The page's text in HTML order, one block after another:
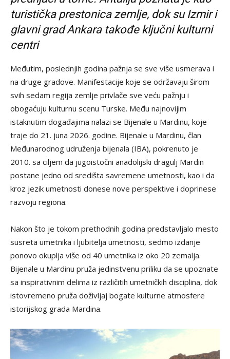
turistička prestonica zemlje, dok su Izmir i
glavni gradAnkara takođe ključni kulturni
centri
Međutim, poslednjih godina pažnja se sve više usmerava i
na druge gradove. Manifestacije koje se održavaju širom
svih sedam regija zemlje privlače sve veću pažnju i
obogaćuju kulturnu scenu Turske. Među najnovijim
istaknutim događajima nalazi se Bijenale u Mardinu, koje
traje do 21. juna 2026. godine. Bijenale u Mardinu, član
Međunarodnog udruženja bijenala (IBA), pokrenuto je
2010. sa ciljem da jugoistočni anadolijski dragulj Mardin
postane jedno od središta savremene umetnosti, kao i da
kroz jezik umetnosti donese nove perspektive i doprinese
razvoju regiona.
Nakon što je tokom prethodnih godina predstavljalo mesto
susreta umetnika i ljubitelja umetnosti, sedmo izdanje
ponovo okuplja više od 40 umetnika iz oko 20 zemalja.
Bijenale u Mardinu pruža jedinstvenu priliku da se upoznate
sa inspirativnim delima iz različitih umetničkih disciplina, dok
istovremeno pruža doživljaj bogate kulturne atmosfere
istorijskog grada Mardina.